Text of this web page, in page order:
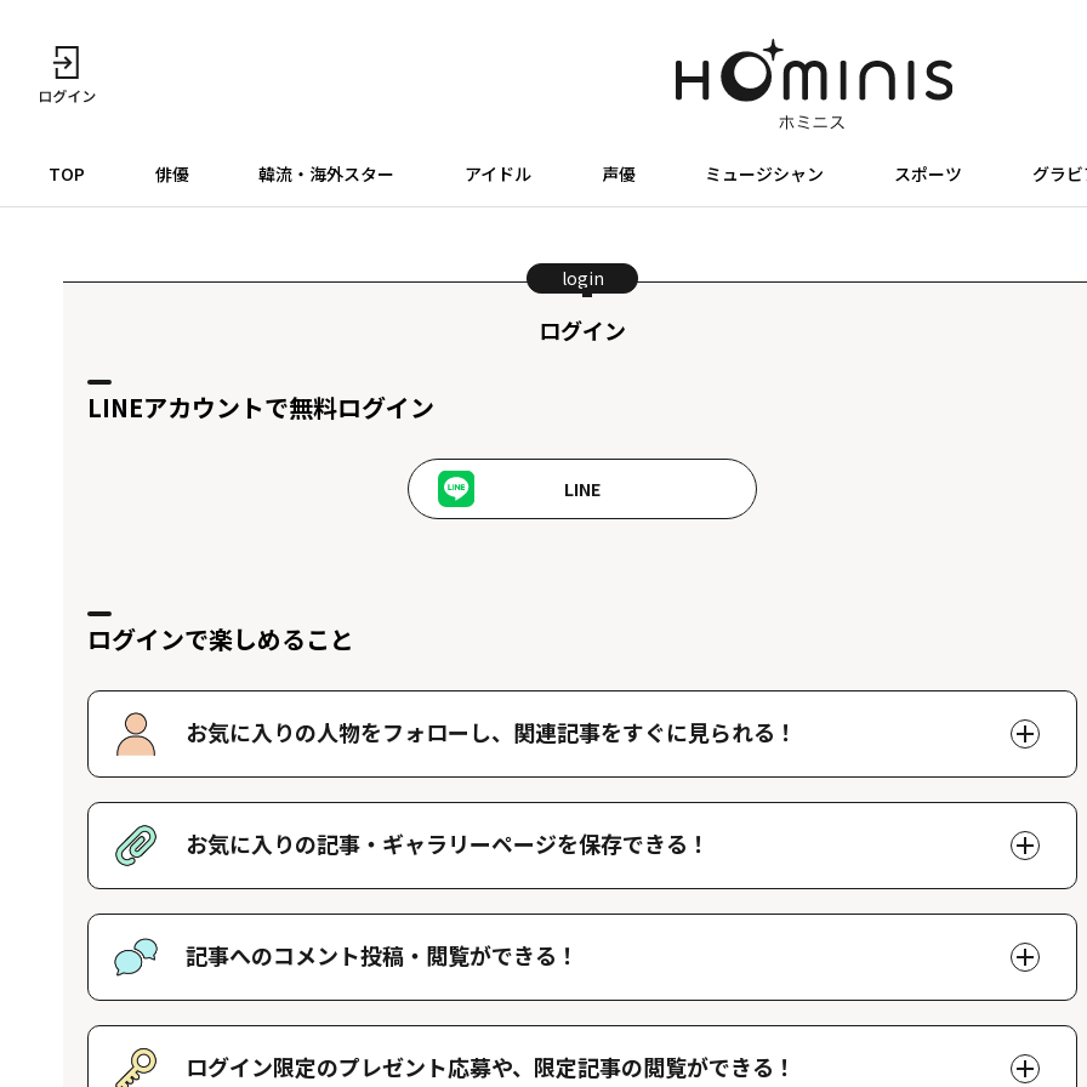
TOP 俳優 韓流・海外スター アイドル 声優 ミュージシャン スポーツ グラ
login
ログイン
LINEアカウントで無料ログイン
LINE
ログインで楽しめること
お気に入りの人物をフォローし、 関連記事をすぐに見られる！
好きな人物をフォローすることで、マイページで好きな人物の関連記事を閲覧することができま
す。好きな人物一覧はマイページで確認できます。
お気に入りの記事・ ギャラリーページを保存できる！
好きな記事やギャラリーページを保存し、マイページでいつでも閲覧することができます。
記事へのコメント投稿・ 閲覧ができる！
記事に対して応援や感想などのコメントができ、他のファンが投稿したコメントを読むことがで
きます。
ログイン限定のプレゼント応募や、 限定記事の閲覧ができる！